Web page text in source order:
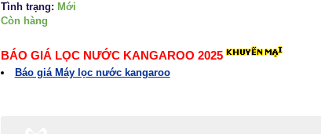
Tình trạng: Mới
Còn hàng
BÁO GIÁ LỌC NƯỚC KANGAROO 2025
Báo giá Máy lọc nước kangaroo